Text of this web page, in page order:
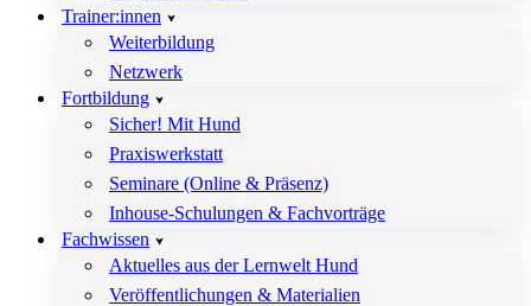
Trainer:innen
Weiterbildung
Netzwerk
Fortbildung
Sicher! Mit Hund
Praxiswerkstatt
Seminare (Online & Präsenz)
Inhouse-Schulungen & Fachvorträge
Fachwissen
Aktuelles aus der Lernwelt Hund
Veröffentlichungen & Materialien